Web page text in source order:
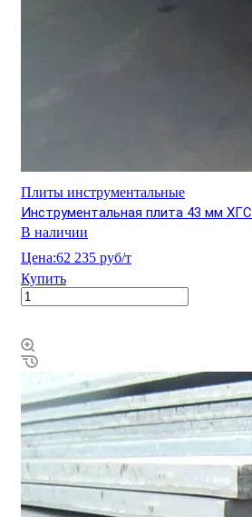
Плиты инструментальные
Инструментальная плита 43 мм ХГС
В наличии
Цена:62 235 руб/т
Купить